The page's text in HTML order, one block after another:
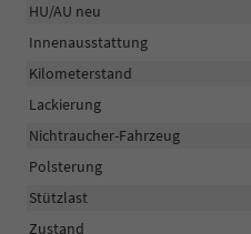
HU/AU neu
Innenausstattung
Kilometerstand
Lackierung
Nichtraucher-Fahrzeug
Polsterung
Stützlast
Zustand